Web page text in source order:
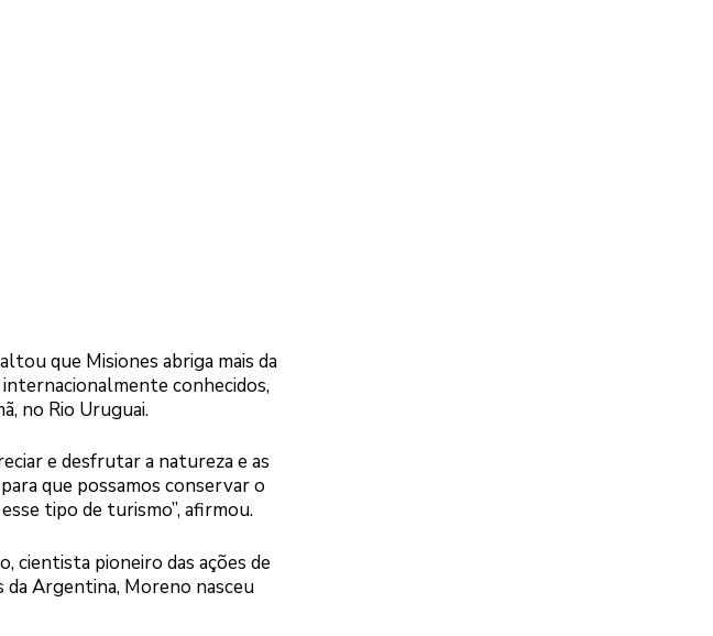
que Misiones abriga mais da
conhecidos,
no Rio Uruguai.
e desfrutar a natureza e as
que possamos conservar o
tipo de turismo”, afirmou.
cientista pioneiro das ações de
da Argentina, Moreno nasceu